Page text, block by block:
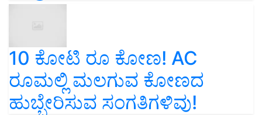
10 ಕೋಟಿ ರೂ ಕೋಣ! AC
ರೂಮಲ್ಲಿ ಮಲಗುವ ಕೋಣದ
ಹುಬ್ಬೇರಿಸುವ ಸಂಗತಿಗಳಿವು!